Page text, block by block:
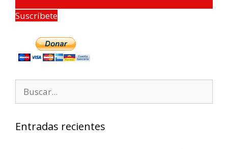
Suscríbete
Entradas recientes